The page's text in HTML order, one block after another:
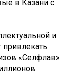
в Казани с
и
«Селфлав»